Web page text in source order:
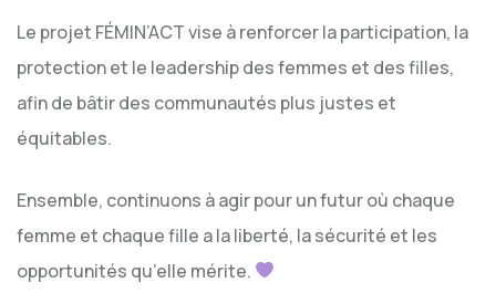
Le projet FÉMIN’ACT vise à renforcer la participation, la
protection et le leadership des femmes et des filles,
afin de bâtir des communautés plus justes et
équitables.
Ensemble, continuons à agir pour un futur où chaque
femme et chaque fille a la liberté, la sécurité et les
opportunités qu’elle mérite.